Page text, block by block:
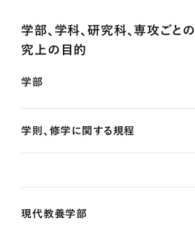
学部、学科、研究科、専攻ごと
究上の目的
学部
学則、修学に関する規程
現代教養学部